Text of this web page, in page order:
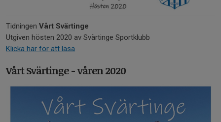
Tidningen Vårt Svärtinge
Utgiven hösten 2020 av Svärtinge Sportklubb
Klicka här för att läsa
Vårt Svärtinge - våren 2020